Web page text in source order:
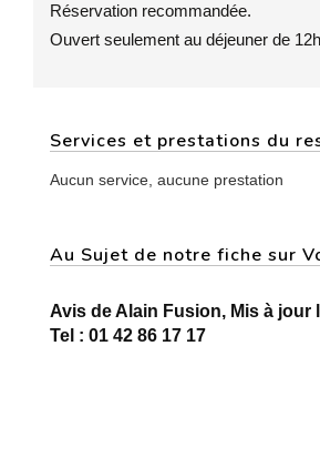
Réservation recommandée.
Ouvert seulement au déjeuner de
Services et prestations du
Aucun service, aucune prestation
Au Sujet de notre fiche sur
Avis de Alain Fusion, Mis à jour
Tel : 01 42 86 17 17